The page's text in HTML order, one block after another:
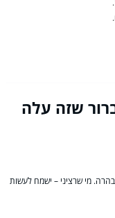
שזה עלה
מי שרציני – ישמח לעשות